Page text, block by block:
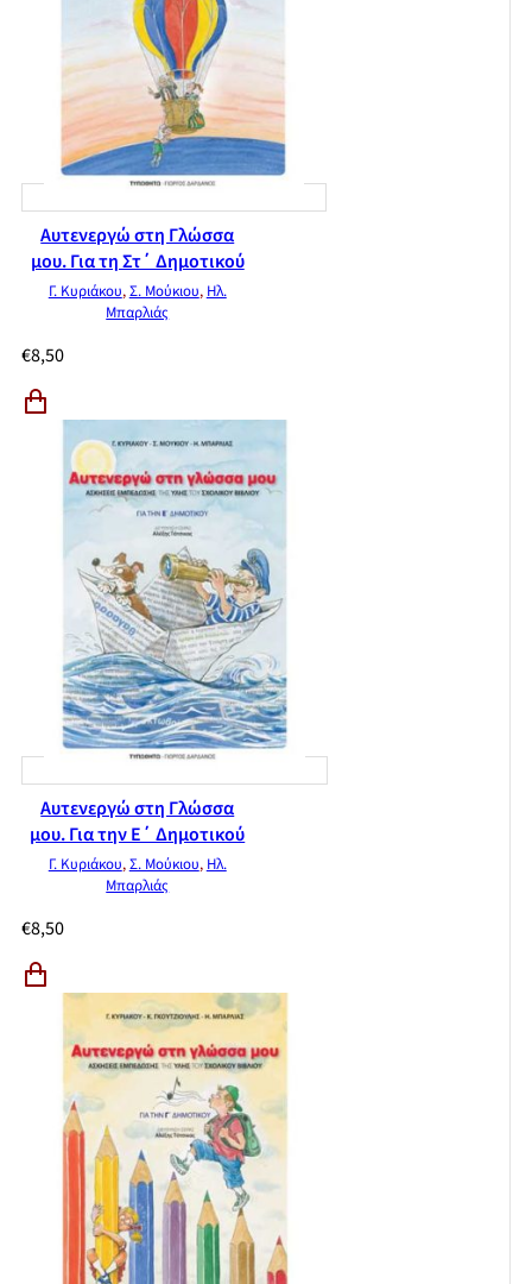
Αυτενεργώ στη Γλώσσα
μου. Για τη Στ΄ Δημοτικού
Γ. Κυριάκου,Σ. Μούκιου, Ηλ.
Μπαρλιάς
€8,50
Αυτενεργώ στη Γλώσσα
μου. Για την Ε΄ Δημοτικού
Γ. Κυριάκου,Σ. Μούκιου, Ηλ.
Μπαρλιάς
€8,50